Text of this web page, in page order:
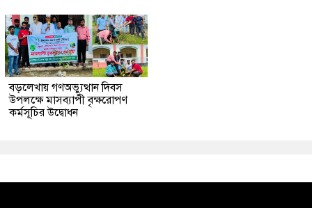
বড়লেখায় গণঅভ্যুত্থান দিবস
উপলক্ষে মাসব্যাপী বৃক্ষরোপণ
কর্মসূচির উদ্বোধন